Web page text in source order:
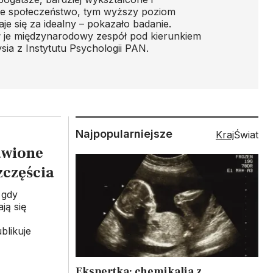
społeczeństwo, tym wyższy poziom
się za idealny – pokazało badanie.
je międzynarodowy zespół pod kierunkiem
z Instytutu Psychologii PAN.
się
Najpopularniejsze KrajŚwiat